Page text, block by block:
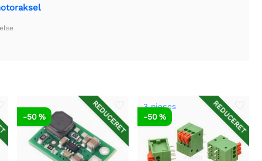
REDUCERET
-50 % REDUCERET
3 pieces
-50 %